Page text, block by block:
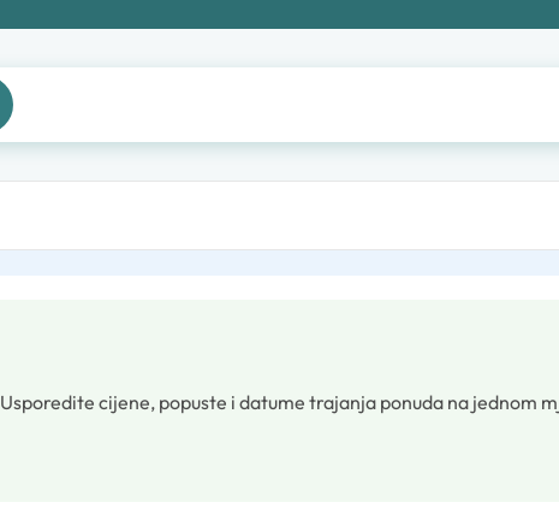
Usporedite cijene, popuste i datume trajanja ponuda na jednom